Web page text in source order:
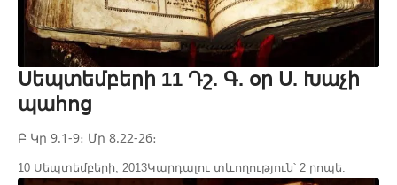
Սեպտեմբերի 11 Դշ. Գ. օր Ս. Խաչի
պահոց
Բ Կր 9.1-9։ Մր 8.22-26։
10 Սեպտեմբերի, 2013Կարդալու տևողություն՝ 2 րոպե: